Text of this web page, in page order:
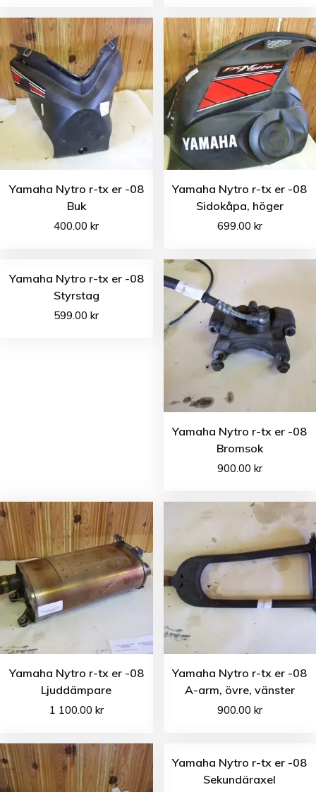
Yamaha Nytro r-tx er -08
Buk
400.00kr
Yamaha Nytro r-tx er -08
Sidokåpa, höger
699.00 kr
Yamaha Nytro r-tx er -08
Styrstag
599.00kr
Yamaha Nytro r-tx er -08
Bromsok
900.00 kr
Yamaha Nytro r-tx er -08
Ljuddämpare
1 100.00 kr
Yamaha Nytro r-tx er -08
A-arm, övre, vänster
900.00 kr
Yamaha Nytro r-tx er -08
Sekundäraxel